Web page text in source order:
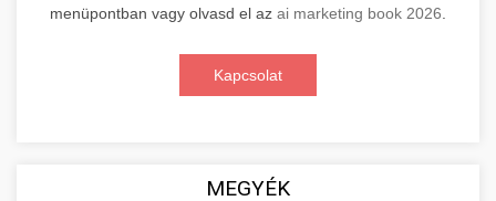
menüpontban vagy olvasd el az ai marketing book 2026
Kapcsolat
MEGYÉK